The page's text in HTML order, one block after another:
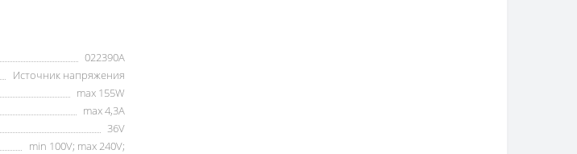
022390А
Источник напряжения
max 155W
max 4,3А
36V
min 100V; max 240V;